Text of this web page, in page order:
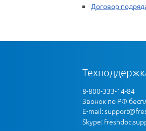
Договор
8-800-333-14-84
Звонок по РФ
E-mail:
Skype: